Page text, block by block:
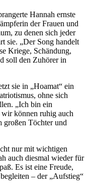
Hannah ernste
der Frauen und
zu denen sich jeder
sie. „Der Song handelt
Kriege, Schändung,
soll den Zuhörer in
sie in „Hoamat“ ein
ohne sich
„Ich bin ein
können ruhig auch
großen Töchter und
nur mit wichtigen
auch diesmal wieder für
Es ist eine Freude,
– der „Aufstieg“